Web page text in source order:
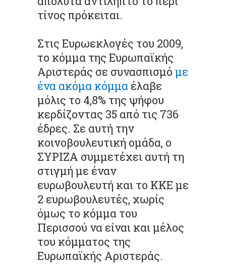
τίνος πρόκειται.
Στις Ευρωεκλογές του 2009,
το κόμμα της Ευρωπαϊκής
Αριστεράς σε συνασπισμό με
ένα ακόμα κόμμα έλαβε
μόλις το 4,8% της ψήφου
κερδίζοντας 35 από τις 736
έδρες. Σε αυτή την
κοινοβουλευτική ομάδα, ο
ΣΥΡΙΖΑ συμμετέχει αυτή τη
στιγμή με έναν
ευρωβουλευτή και το ΚΚΕ με
2 ευρωβουλευτές, χωρίς
όμως το κόμμα του
Περισσού να είναι και μέλος
του κόμματος της
Ευρωπαϊκής Αριστεράς.